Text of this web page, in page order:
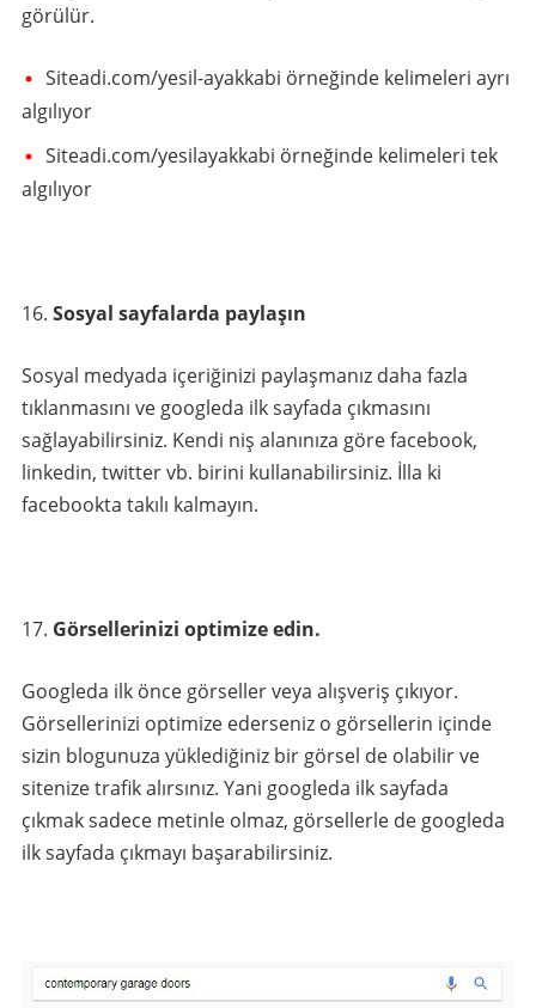
görülür.
Siteadi.com/yesil-ayakkabi örneğinde kelimeleri ayrı
algılıyor
Siteadi.com/yesilayakkabi örneğinde kelimeleri tek
algılıyor
Sosyal sayfalarda paylaşın
Sosyal medyada içeriğinizi paylaşmanız daha fazla
tıklanmasını ve googleda ilk sayfada çıkmasını
sağlayabilirsiniz. Kendi niş alanınıza göre facebook,
linkedin, twitter vb. birini kullanabilirsiniz. İlla ki
facebookta takılı kalmayın.
Görsellerinizi optimize edin.
Googleda ilk önce görseller veya alışveriş çıkıyor.
Görsellerinizi optimize ederseniz o görsellerin içinde
sizin blogunuza yüklediğiniz bir görsel de olabilir ve
sitenize trafik alırsınız. Yani googleda ilk sayfada
çıkmak sadece metinle olmaz, görsellerle de googleda
ilk sayfada çıkmayı başarabilirsiniz.